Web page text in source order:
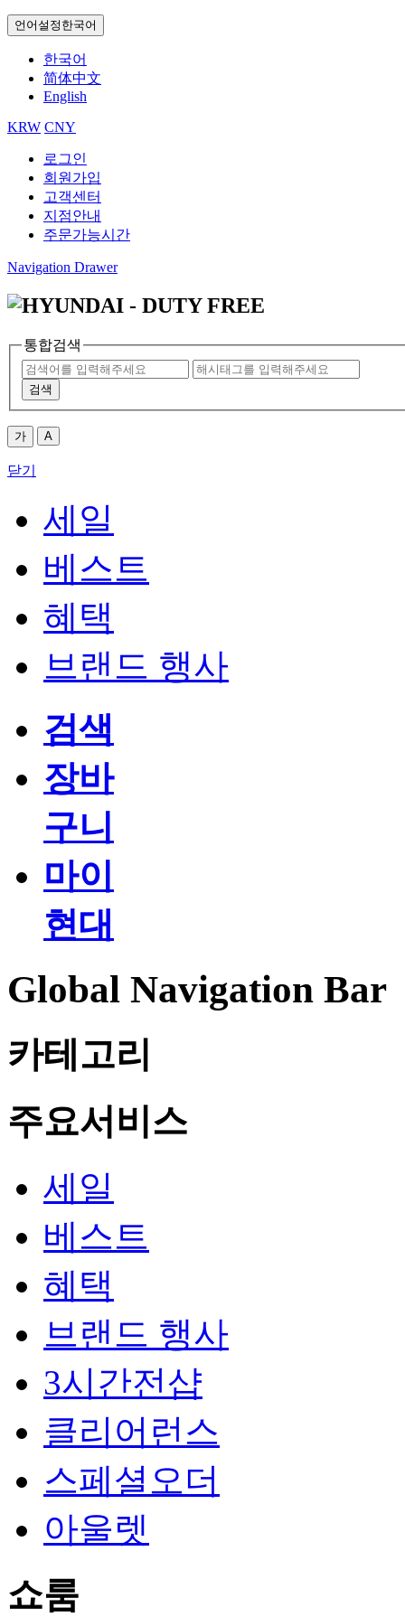
언어설정 한국어
한국어
简体中文
English
KRW CNY
로그인
회원가입
고객센터
지점안내
주문가능시간
Navigation Drawer
통합검색
검색
가 A
닫기
세일
베스트
혜택
브랜드 행사
검색
장바
구니
마이
현대
Global Navigation Bar
카테고리
주요서비스
세일
베스트
혜택
브랜드 행사
3시간전샵
클리어런스
스페셜오더
아울렛
쇼룸